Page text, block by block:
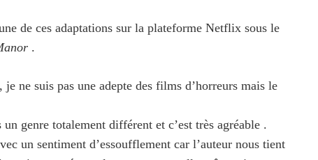
de ces adaptations sur la plateforme Netflix sous le
.
je ne suis pas une adepte des films d’horreurs mais le
genre totalement différent et c’est très agréable .
un sentiment d’essoufflement car l’auteur nous tient